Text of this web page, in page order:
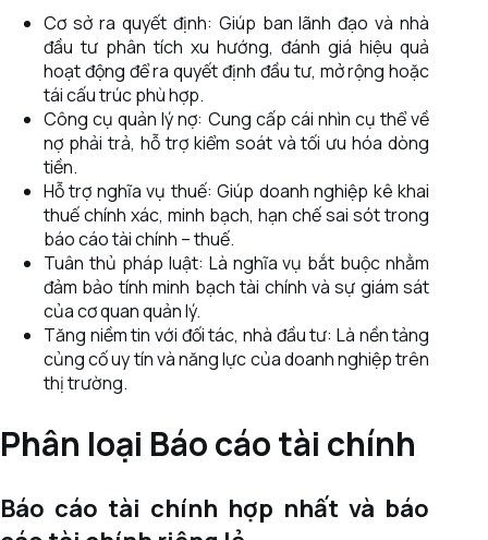
Cơ sở ra quyết định: Giúp ban lãnh đạo và nhà
đầu tư phân tích xu hướng, đánh giá hiệu quả
hoạt động để ra quyết định đầu tư, mở rộng hoặc
tái cấu trúc phù hợp.
Công cụ quản lý nợ: Cung cấp cái nhìn cụ thể về
nợ phải trả, hỗ trợ kiểm soát và tối ưu hóa dòng
tiền.
Hỗ trợ nghĩa vụ thuế: Giúp doanh nghiệp kê khai
thuế chính xác, minh bạch, hạn chế sai sót trong
báo cáo tài chính – thuế.
Tuân thủ pháp luật: Là nghĩa vụ bắt buộc nhằm
đảm bảo tính minh bạch tài chính và sự giám sát
của cơ quan quản lý.
Tăng niềm tin với đối tác, nhà đầu tư: Là nền tảng
củng cố uy tín và năng lực của doanh nghiệp trên
thị trường.
Phân loại Báo cáo tài chính
Báo cáo tài chính hợp nhất và báo